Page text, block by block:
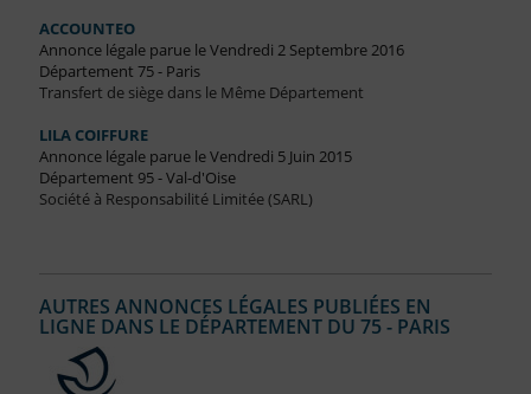
ACCOUNTEO
Annonce légale parue le Vendredi 2 Septembre 2016
Département 75 - Paris
Transfert de siège dans le Même Département
LILA COIFFURE
Annonce légale parue le Vendredi 5 Juin 2015
Département 95 - Val-d'Oise
Société à Responsabilité Limitée (SARL)
AUTRES ANNONCES LÉGALES PUBLIÉES EN
LIGNE DANS LE DÉPARTEMENT DU 75 - PARIS